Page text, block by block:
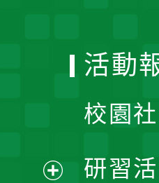
活動
校園
研習